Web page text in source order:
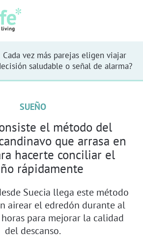
Cada vez más parejas eligen viajar
saludable o señal de alarma?
SUEÑO
el método del
que arrasa en
hacerte conciliar el
rápidamente
Suecia llega este método
airear el edredón durante al
para mejorar la calidad
del descanso.